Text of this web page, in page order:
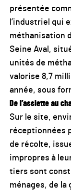
présentée
l’industriel qui
méthanisation
Seine Aval,
unités de
valorise 8,7
année, sous
De l’assiette au
Sur le site,
réceptionnées
de récolte,
impropres à
tiers sont
ménages, de